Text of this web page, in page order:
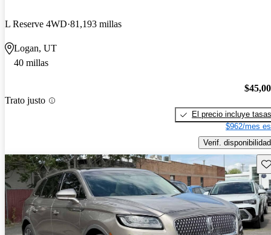
L Reserve 4WD 81,193 millas
Logan, UT
40 millas
Trato justo
El precio incluye tasas
$962/mes
Verif. disponibilidad